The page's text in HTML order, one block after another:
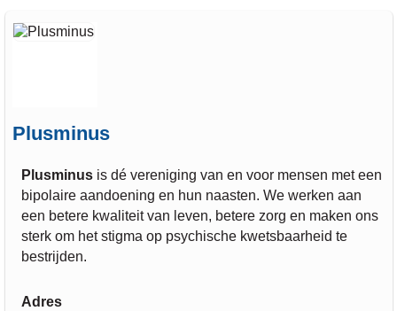
Plusminus
Plusminus is dé vereniging van en voor mensen met een
bipolaire aandoening en hun naasten. We werken aan
een betere kwaliteit van leven, betere zorg en maken ons
sterk om het stigma op psychische kwetsbaarheid te
bestrijden.
Adres